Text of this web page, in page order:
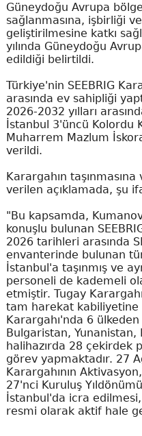
Güneydoğu Avrupa
sağlanmasına, işbirliği
geliştirilmesine katkı
yılında Güneydoğu
edildiği belirtildi.
Türkiye'nin SEEBRIG
arasında ev sahipliği
2026-2032 yılları
İstanbul 3'üncü Kolordu
Muharrem Mazlum
verildi.
Karargahın
verilen açıklamada, şu
"Bu kapsamda,
konuşlu bulunan
2026 tarihleri arasında
envanterinde bulunan
İstanbul'a taşınmış ve
personeli de kademeli
etmiştir. Tugay
tam harekat kabiliyetine
Karargahı'nda 6
Bulgaristan, Yunanistan,
halihazırda 28 çekirdek
görev yapmaktadır. 27
Karargahının
27'nci Kuruluş
İstanbul'da icra
resmi olarak aktif hale